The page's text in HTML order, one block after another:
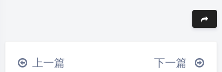
浅阴影 深阴影
上一篇 下一篇